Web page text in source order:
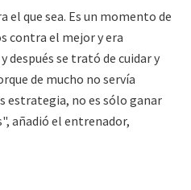
el que sea. Es un momento de
contra el mejor y era
después se trató de cuidar y
de mucho no servía
estrategia, no es sólo ganar
añadió el entrenador,